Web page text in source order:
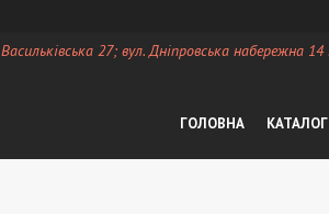
27; вул. Дніпровська набережна
ГОЛОВНА